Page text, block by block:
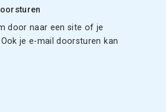
door naar een site of je
je e-mail doorsturen kan